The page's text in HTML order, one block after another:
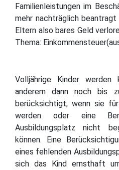
Familienleistungen im
mehr nachträglich
Eltern also bares Geld
Thema:
Volljährige Kinder werden
anderem dann noch bis
berücksichtigt, wenn sie
werden oder eine
Ausbildungsplatz nicht
können. Eine
eines fehlenden
sich das Kind ernsthaft